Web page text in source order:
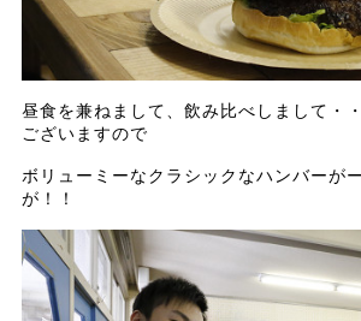
昼食を兼ねまして、飲み比べしまして・
ございますので
ボリューミーなクラシックなハンバーが
が！！